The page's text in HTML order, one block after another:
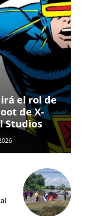
el rol de
de X-
Studios